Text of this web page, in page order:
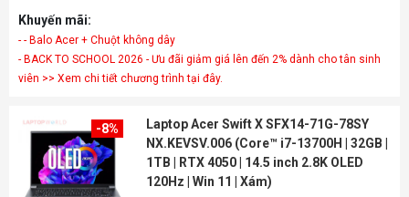
Khuyến mãi:
- - Balo Acer + Chuột không dây
- BACK TO SCHOOL 2026 - Ưu đãi giảm giá lên đến 2% dành cho tân sinh
viên >> Xem chi tiết chương trình tại đây.
-8%
Laptop Acer Swift X SFX14-71G-78SY
NX.KEVSV.006 (Core™ i7-13700H | 32GB |
1TB | RTX 4050 | 14.5 inch 2.8K OLED
120Hz | Win 11 | Xám)